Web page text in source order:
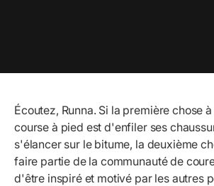
Écoutez, Runna. Si la première chose
course à pied est d'enfiler ses
s'élancer sur le bitume, la deuxième
faire partie de la communauté de
d'être inspiré et motivé par les autres